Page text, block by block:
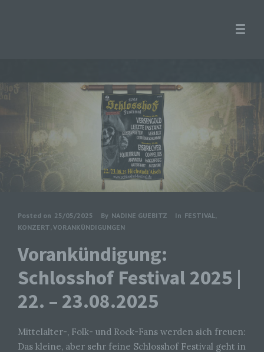
Posted on 25/05/2025 By NADINE GUEBITZ In FESTIVAL ,
KONZERT, VORANKÜNDIGUNGEN
Vorankündigung:
Schlosshof Festival 2025 |
22. – 23.08.2025
Mittelalter-, Folk- und Rock-Fans werden sich freuen:
Das kleine, aber sehr feine Schlosshof Festival geht in